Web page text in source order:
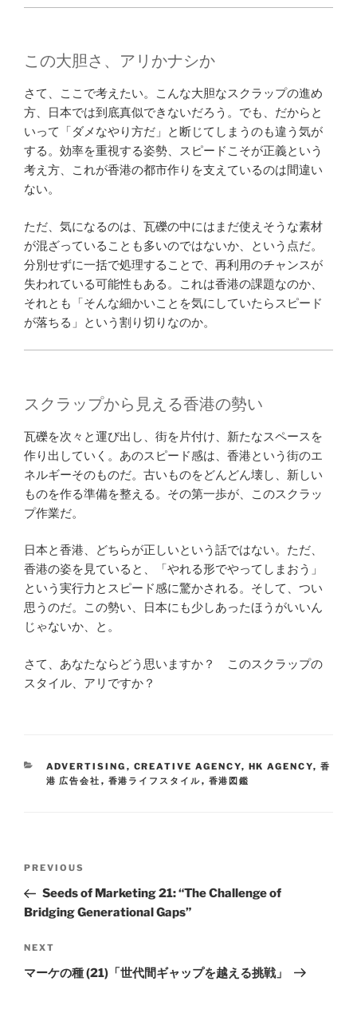
この大胆さ、アリかナシか
さて、ここで考えたい。こんな大胆なスクラップの進め
方、日本では到底真似できないだろう。でも、だからと
いって「ダメなやり方だ」と断じてしまうのも違う気が
する。効率を重視する姿勢、スピードこそが正義という
考え方、これが香港の都市作りを支えているのは間違い
ない。
ただ、気になるのは、瓦礫の中にはまだ使えそうな素材
が混ざっていることも多いのではないか、という点だ。
分別せずに一括で処理することで、再利用のチャンスが
失われている可能性もある。これは香港の課題なのか、
それとも「そんな細かいことを気にしていたらスピード
が落ちる」という割り切りなのか。
スクラップから見える香港の勢い
瓦礫を次々と運び出し、街を片付け、新たなスペースを
作り出していく。あのスピード感は、香港という街のエ
ネルギーそのものだ。古いものをどんどん壊し、新しい
ものを作る準備を整える。その第一歩が、このスクラッ
プ作業だ。
日本と香港、どちらが正しいという話ではない。ただ、
香港の姿を見ていると、「やれる形でやってしまおう」
という実行力とスピード感に驚かされる。そして、つい
思うのだ。この勢い、日本にも少しあったほうがいいん
じゃないか、と。
さて、あなたならどう思いますか？ このスクラップの
スタイル、アリですか？
ADVERTISING , CREATIVE AGENCY, HK AGENCY, 香
港 広告会社 , 香港ライフスタイル, 香港図鑑
PREVIOUS
Seeds of Marketing 21: “The Challenge of
Bridging Generational Gaps”
NEXT
マーケの種 (21)「世代間ギャップを越える挑戦」